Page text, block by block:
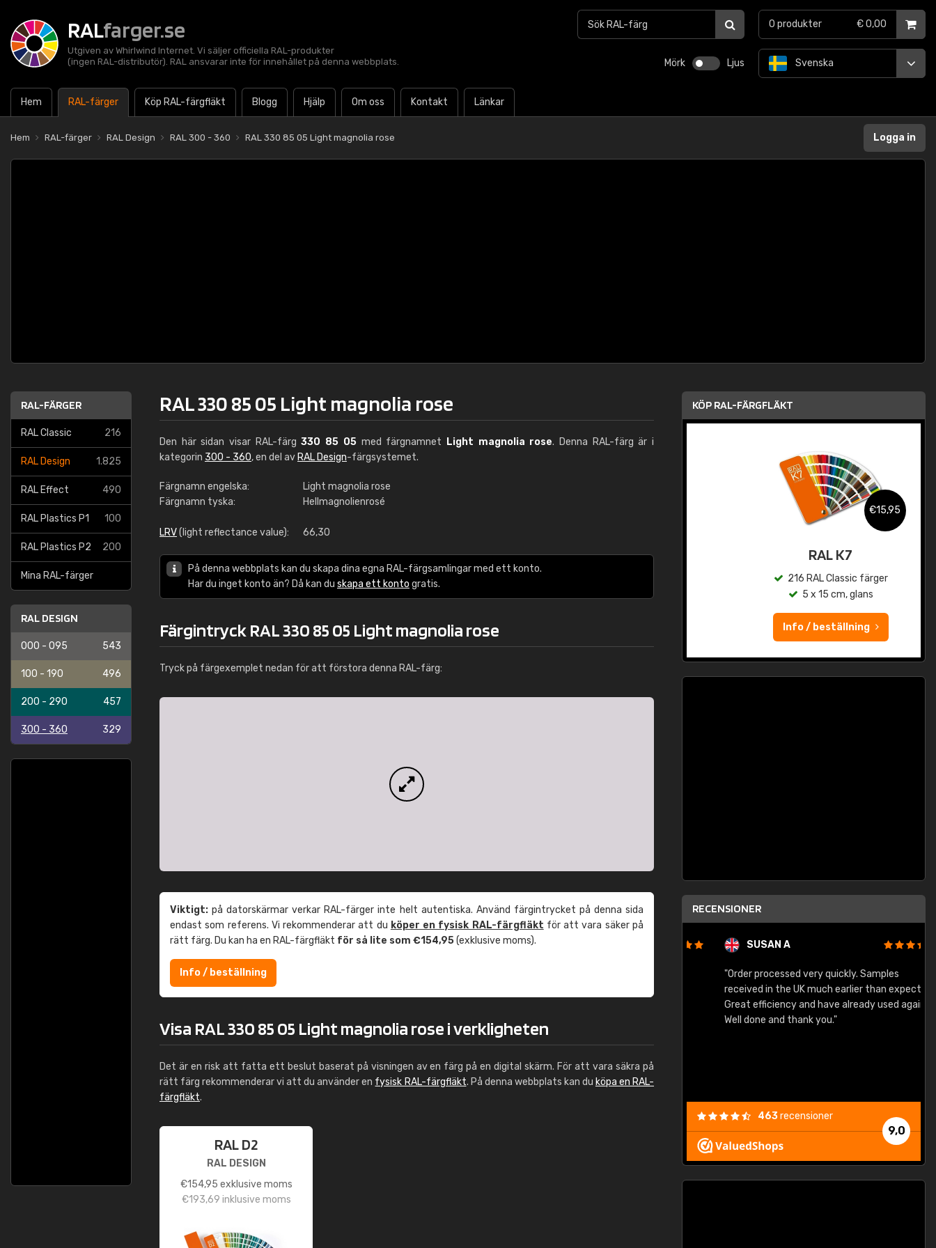
RALfarger.se
Utgiven av Whirlwind Internet. Vi säljer officiella RAL-produkter
(ingen RAL-distributör). RAL ansvarar inte för innehållet på denna webbplats.
Mörk Ljus
Hem RAL-färger Köp RAL-färgfläkt Blogg Hjälp Om oss Kontakt Länkar
Svenska
0 produkter € 0,00
Hem RAL-färger RAL Design RAL 300 - 360 RAL 330 85 05 Light magnolia rose Logga in
RAL-FÄRGER
RAL Classic 216
RAL Design 1.825
RAL Effect 490
RAL Plastics P1 100
RAL Plastics P2 200
Mina RAL-färger
RAL DESIGN
000 - 095 543
100 - 190 496
200 - 290 457
300 - 360 329
RAL 330 85 05 Light magnolia rose
Den här sidan visar RAL-färg330 85 05med färgnamnet Light magnolia rose. Denna RAL-färg är i
kategorin 300 - 360, en del av RAL Design-färgsystemet.
Färgnamn engelska:
Light magnolia rose
Färgnamn tyska:
Hellmagnolienrosé
LRV(light reflectance value): 66,30
På denna webbplats kan du skapa dina egna RAL-färgsamlingar med ett konto.
Har du inget konto än? Då kan du skapa ett konto gratis.
Färgintryck RAL 330 85 05 Light magnolia rose
Tryck på färgexemplet nedan för att förstora denna RAL-färg:
Viktigt: på datorskärmar verkar RAL-färger inte helt autentiska. Använd färgintrycket på denna sida
endast som referens. Vi rekommenderar att du köper en fysisk RAL-färgfläkt för att vara säker på
rätt färg. Du kan ha en RAL-färgfläkt för så lite som €154,95(exklusive moms).
Info / beställning
Visa RAL 330 85 05 Light magnolia rose i verkligheten
Det är en risk att fatta ett beslut baserat på visningen av en färg på en digital skärm. För att vara säkra på
rätt färg rekommenderar vi att du använder en fysisk RAL-färgfläkt. På denna webbplats kan du köpa en RAL-
färgfläkt.
RAL D2
RAL DESIGN
€154,95 exklusive moms
€193,69 inklusive moms
KÖP RAL-FÄRGFLÄKT
RAL K7 vattenbaserad
€15,95
RAL K7
216 RAL Classic färger
5 x 15 cm, glans
Info / beställning
RECENSIONER
Leinster Home and
SUSAN A
"Order processed very quickly. Samples
received in the UK much earlier than expected.
Great efficiency and have already used again.
Well done and thank you."
9,0
463recensioner